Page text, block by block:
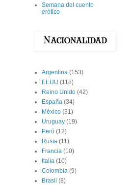
Semana del cuento
erótico
Argentina (153)
EEUU (118)
Reino Unido (42)
España (34)
México (31)
Uruguay (19)
Perú (12)
Rusia (11)
Francia (10)
Italia (10)
Colombia (9)
Brasil (8)